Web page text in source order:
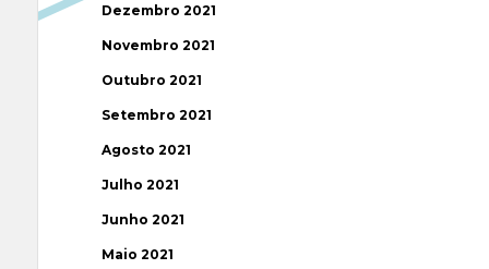
Dezembro 2021
Novembro 2021
Outubro 2021
Setembro 2021
Agosto 2021
Julho 2021
Junho 2021
Maio 2021